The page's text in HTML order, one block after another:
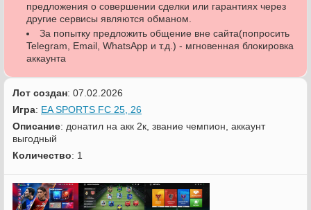
предложения о совершении сделки или гарантиях через
другие сервисы являются обманом.
За попытку предложить общение вне сайта(попросить
Telegram, Email, WhatsApp и т.д.) - мгновенная блокировка
аккаунта
Лот создан: 07.02.2026
Игра: EA SPORTS FC 25, 26
Описание: донатил на акк 2к, звание чемпион, аккаунт
выгодный
Количество: 1